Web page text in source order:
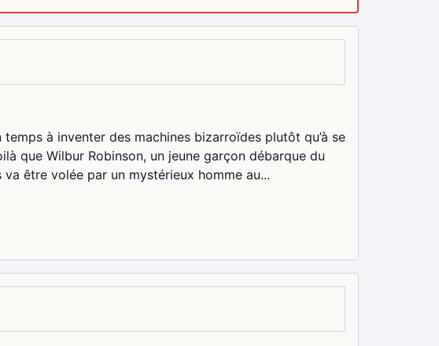
à inventer des machines bizarroïdes plutôt qu’à se
que Wilbur Robinson, un jeune garçon débarque du
être volée par un mystérieux homme au...